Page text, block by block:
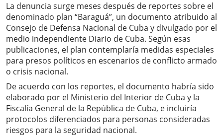
La denuncia surge meses después de reportes sobre el
denominado plan “Baraguá”, un documento atribuido al
Consejo de Defensa Nacional de Cuba y divulgado por el
medio independiente Diario de Cuba. Según esas
publicaciones, el plan contemplaría medidas especiales
para presos políticos en escenarios de conflicto armado
o crisis nacional.
De acuerdo con los reportes, el documento habría sido
elaborado por el Ministerio del Interior de Cuba y la
Fiscalía General de la República de Cuba, e incluiría
protocolos diferenciados para personas consideradas
riesgos para la seguridad nacional.